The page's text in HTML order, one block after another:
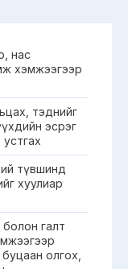
нас
хэмжээгээр
тэднийг
эсрэг
түвшинд
хуулиар
галт
олгох,